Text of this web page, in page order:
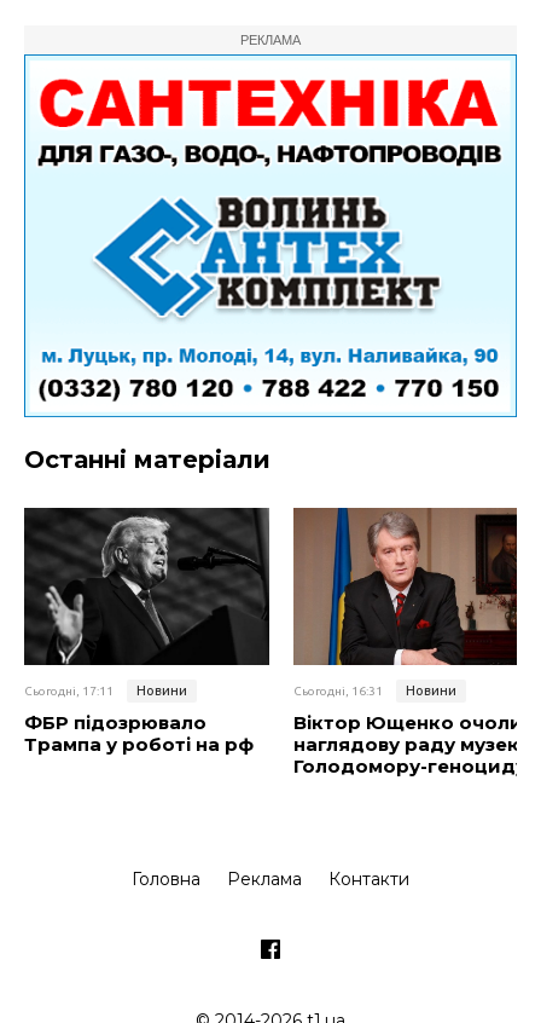
РЕКЛАМА
Останні матеріали
Сьогодні, 17:11 Новини
ФБР підозрювало
Трампа у роботі на рф
Сьогодні, 16:31 Новини
Віктор Ющенко очолив
наглядову раду музею
Голодомору-геноциду
Головна Реклама Контакти